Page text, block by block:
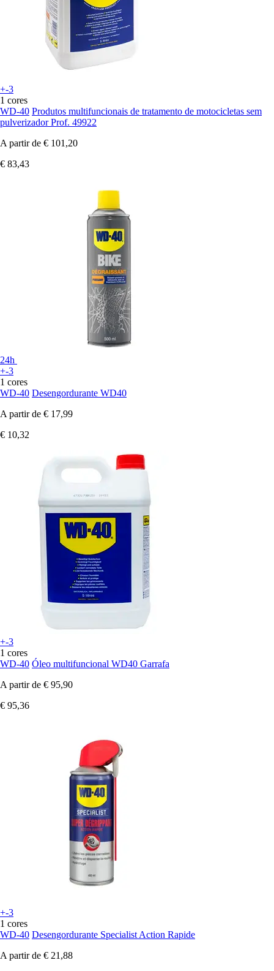
+-3
1 cores
WD-40 Produtos multifuncionais de tratamento de motocicletas sem
pulverizador Prof. 49922
A partir de € 101,20
€ 83,43
24h
+-3
1 cores
WD-40 Desengordurante WD40
A partir de € 17,99
€ 10,32
+-3
1 cores
WD-40 Óleo multifuncional WD40 Garrafa
A partir de € 95,90
€ 95,36
+-3
1 cores
WD-40 Desengordurante Specialist Action Rapide
A partir de € 21,88